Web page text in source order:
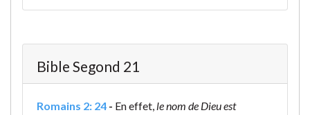
Bible Segond 21
Romains 2: 24 - En effet, le nom de Dieu est